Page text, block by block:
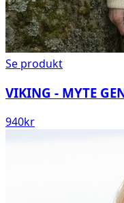
Se produkt
VIKING - MYTE
940kr